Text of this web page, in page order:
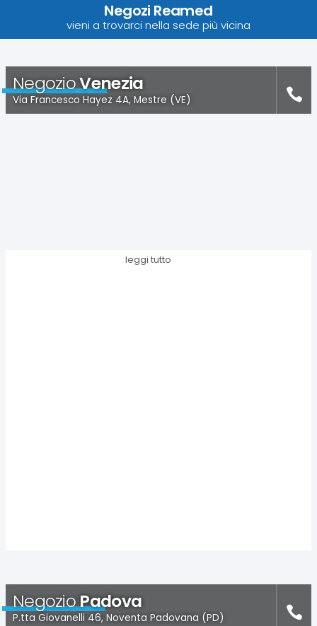
Negozi Reamed
vieni a trovarci nella sede più vicina
NegozioVenezia
Via Francesco Hayez 4A, Mestre (VE)
leggi tutto
NegozioPadova
P.tta Giovanelli 46, Noventa Padovana (PD)